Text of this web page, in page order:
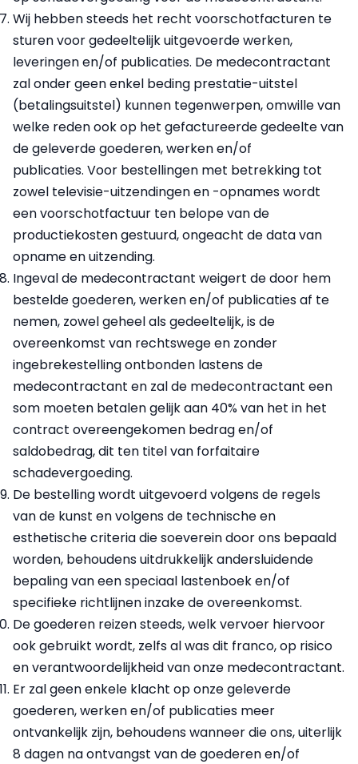
Wij hebben steeds het recht voorschotfacturen te
sturen voor gedeeltelijk uitgevoerde werken,
leveringen en/of publicaties. De medecontractant
zal onder geen enkel beding prestatie-uitstel
(betalingsuitstel) kunnen tegenwerpen, omwille van
welke reden ook op het gefactureerde gedeelte van
de geleverde goederen, werken en/of
publicaties. Voor bestellingen met betrekking tot
zowel televisie-uitzendingen en -opnames wordt
een voorschotfactuur ten belope van de
productiekosten gestuurd, ongeacht de data van
opname en uitzending.
Ingeval de medecontractant weigert de door hem
bestelde goederen, werken en/of publicaties af te
nemen, zowel geheel als gedeeltelijk, is de
overeenkomst van rechtswege en zonder
ingebrekestelling ontbonden lastens de
medecontractant en zal de medecontractant een
som moeten betalen gelijk aan 40% van het in het
contract overeengekomen bedrag en/of
saldobedrag, dit ten titel van forfaitaire
schadevergoeding.
De bestelling wordt uitgevoerd volgens de regels
van de kunst en volgens de technische en
esthetische criteria die soeverein door ons bepaald
worden, behoudens uitdrukkelijk andersluidende
bepaling van een speciaal lastenboek en/of
specifieke richtlijnen inzake de overeenkomst.
De goederen reizen steeds, welk vervoer hiervoor
ook gebruikt wordt, zelfs al was dit franco, op risico
en verantwoordelijkheid van onze medecontractant.
Er zal geen enkele klacht op onze geleverde
goederen, werken en/of publicaties meer
ontvankelijk zijn, behoudens wanneer die ons, uiterlijk
8 dagen na ontvangst van de goederen en/of